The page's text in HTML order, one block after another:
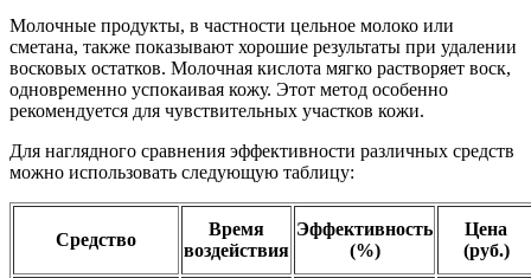
Молочные продукты, в частности цельное молоко или
сметана, также показывают хорошие результаты при удалении
восковых остатков. Молочная кислота мягко растворяет воск,
одновременно успокаивая кожу. Этот метод особенно
рекомендуется для чувствительных участков кожи.
Для наглядного сравнения эффективности различных средств
можно использовать следующую таблицу:
Средство
Время
воздействия
Эффективность
(%)
Цена
(руб.)